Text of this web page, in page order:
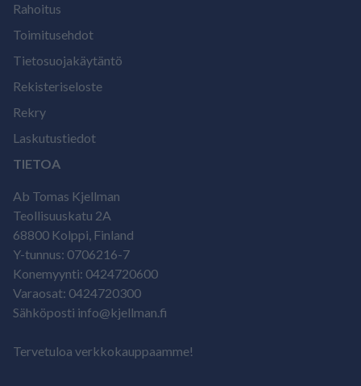
Rahoitus
Toimitusehdot
Tietosuojakäytäntö
Rekisteriseloste
Rekry
Laskutustiedot
TIETOA
Ab Tomas Kjellman
Teollisuuskatu 2A
68800 Kolppi, Finland
Y-tunnus: 0706216-7
Konemyynti: 0424720600
Varaosat: 0424720300
Sähköposti info@kjellman.fi
Tervetuloa verkkokauppaamme!